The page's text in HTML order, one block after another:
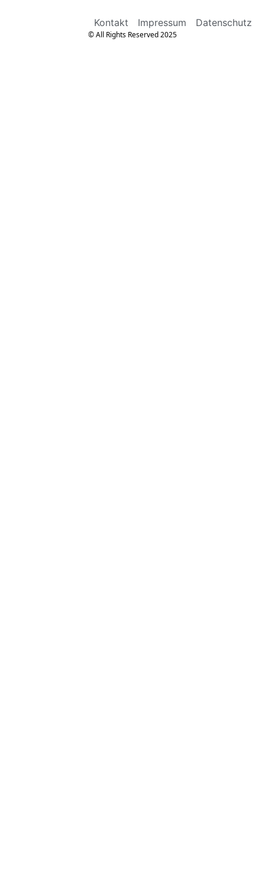
Kontakt Impressum Datenschutz
© All Rights Reserved 2025